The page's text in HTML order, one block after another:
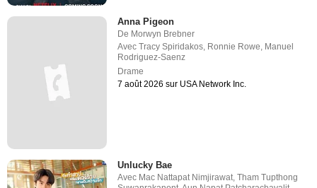
Anna Pigeon
De Morwyn Brebner
AvecTracy Spiridakos, Ronnie Rowe, Manuel
Rodriguez-Saenz
Drame
7 août 2026 sur USA Network Inc.
Unlucky Bae
Avec Mac Nattapat Nimjirawat,Tham Tupthong